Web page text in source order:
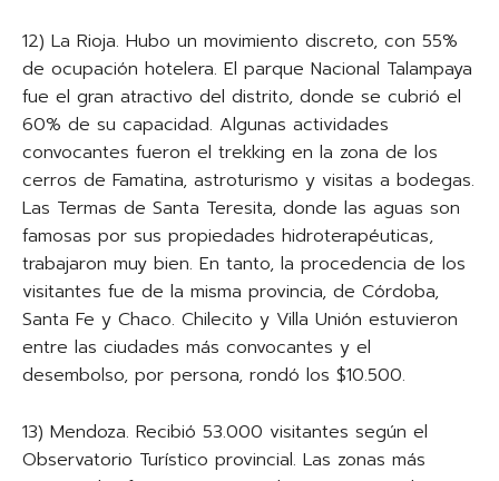
12) La Rioja. Hubo un movimiento discreto, con 55%
de ocupación hotelera. El parque Nacional Talampaya
fue el gran atractivo del distrito, donde se cubrió el
60% de su capacidad. Algunas actividades
convocantes fueron el trekking en la zona de los
cerros de Famatina, astroturismo y visitas a bodegas.
Las Termas de Santa Teresita, donde las aguas son
famosas por sus propiedades hidroterapéuticas,
trabajaron muy bien. En tanto, la procedencia de los
visitantes fue de la misma provincia, de Córdoba,
Santa Fe y Chaco. Chilecito y Villa Unión estuvieron
entre las ciudades más convocantes y el
desembolso, por persona, rondó los $10.500.
13) Mendoza. Recibió 53.000 visitantes según el
Observatorio Turístico provincial. Las zonas más